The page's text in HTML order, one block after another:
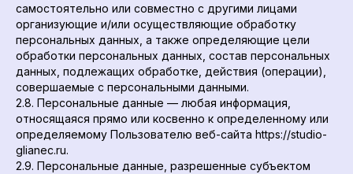
самостоятельно или совместно с другими лицами
организующие и/или осуществляющие обработку
персональных данных, а также определяющие цели
обработки персональных данных, состав персональных
данных, подлежащих обработке, действия (операции),
совершаемые с персональными данными.
2.8. Персональные данные — любая информация,
относящаяся прямо или косвенно к определенному или
определяемому Пользователю веб-сайта https://studio-
glianec.ru.
2.9. Персональные данные, разрешенные субъектом